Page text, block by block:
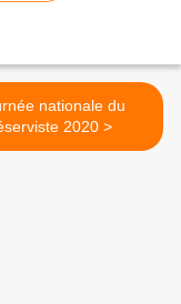
nationale du
réserviste 2020 >